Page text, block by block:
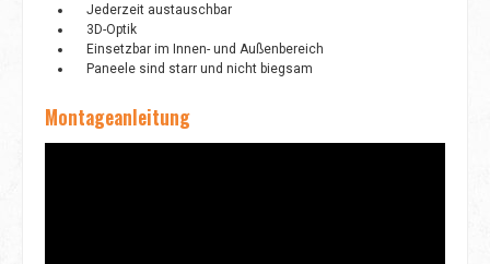
Jederzeit austauschbar
3D-Optik
Einsetzbar im Innen- und Außenbereich
Paneele sind starr und nicht biegsam
Montageanleitung